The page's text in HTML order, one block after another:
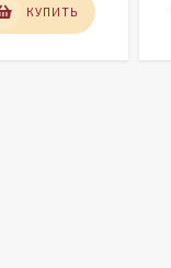
КУПИТЬ